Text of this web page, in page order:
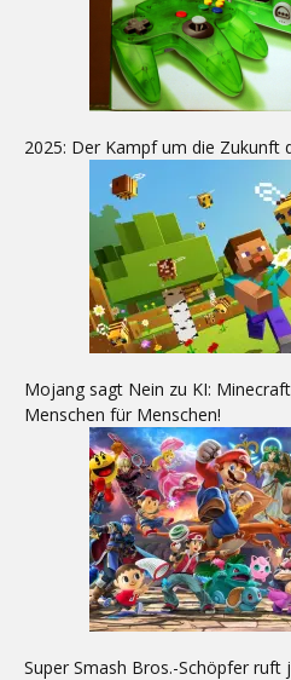
2025: Der Kampf um die Zukunft
Mojang sagt Nein zu KI:
Menschen für Menschen!
Super Smash Bros.-Schöpfer ruft